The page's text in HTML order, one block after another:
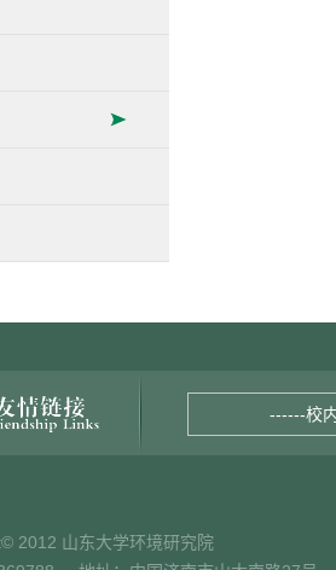
------校
2012 山东大学环境研究院